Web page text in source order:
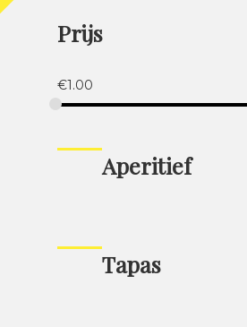
Prijs
€1.00
Aperitief
Tapas